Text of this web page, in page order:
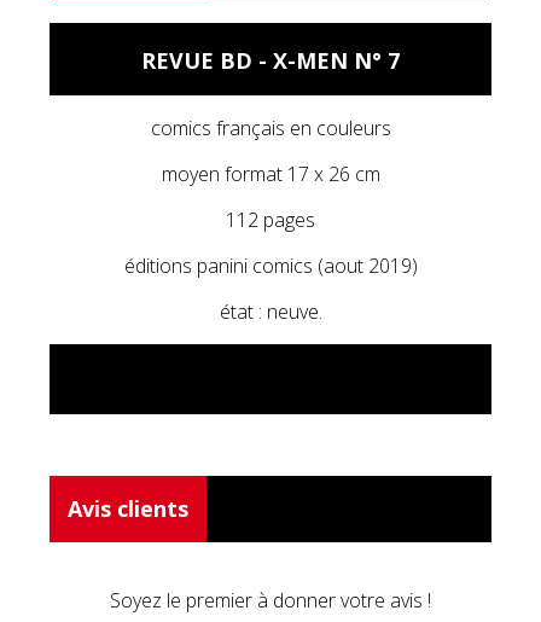
REVUE BD - X-MEN N° 7
comics français en couleurs
moyen format 17 x 26 cm
112 pages
éditions panini comics (aout 2019)
état : neuve.
Avis clients
Soyez le premier à donner votre avis !